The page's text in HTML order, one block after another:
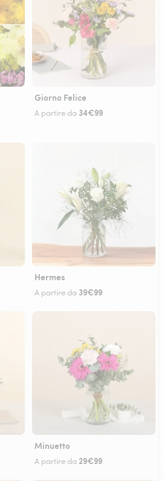
Giorno Felice
A partire da 34€99
Hermes
A partire da 39€99
Minuetto
A partire da 29€99